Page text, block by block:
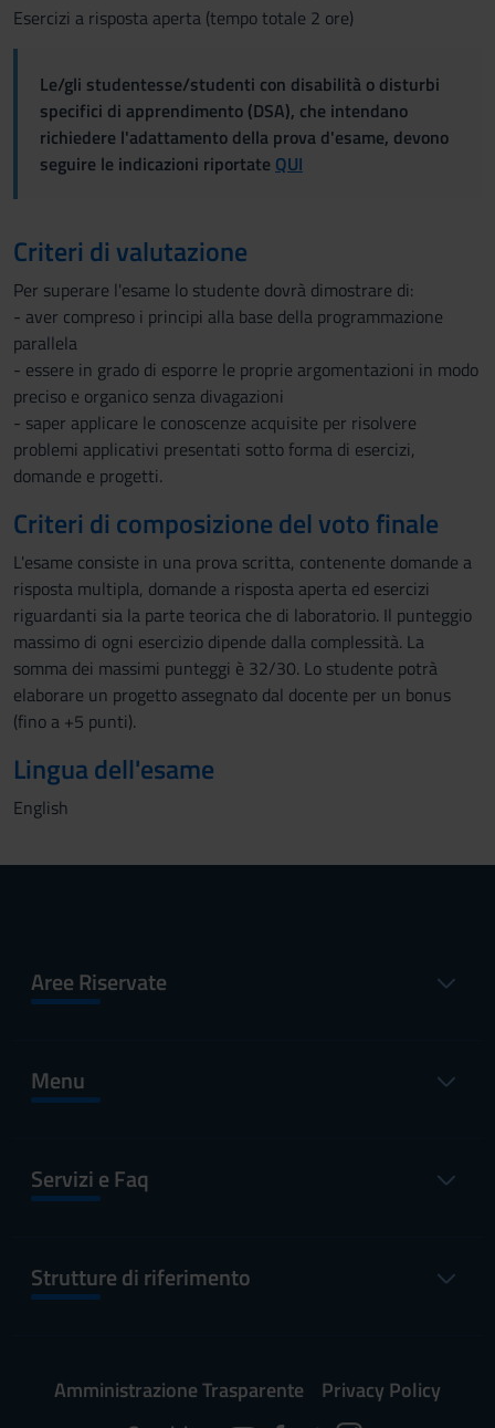
Esercizi a risposta aperta (tempo totale 2 ore)
Le/gli studentesse/studenti con disabilità o disturbi
specifici di apprendimento (DSA), che intendano
richiedere l'adattamento della prova d'esame, devono
seguire le indicazioni riportate QUI
Criteri di valutazione
Per superare l'esame lo studente dovrà dimostrare di:
- aver compreso i principi alla base della programmazione
parallela
- essere in grado di esporre le proprie argomentazioni in modo
preciso e organico senza divagazioni
- saper applicare le conoscenze acquisite per risolvere
problemi applicativi presentati sotto forma di esercizi,
domande e progetti.
Criteri di composizione del voto finale
L'esame consiste in una prova scritta, contenente domande a
risposta multipla, domande a risposta aperta ed esercizi
riguardanti sia la parte teorica che di laboratorio. Il punteggio
massimo di ogni esercizio dipende dalla complessità. La
somma dei massimi punteggi è 32/30. Lo studente potrà
elaborare un progetto assegnato dal docente per un bonus
(fino a +5 punti).
Lingua dell'esame
English
Aree Riservate
Menu
Servizi e Faq
Strutture di riferimento
Amministrazione Trasparente
Privacy Policy